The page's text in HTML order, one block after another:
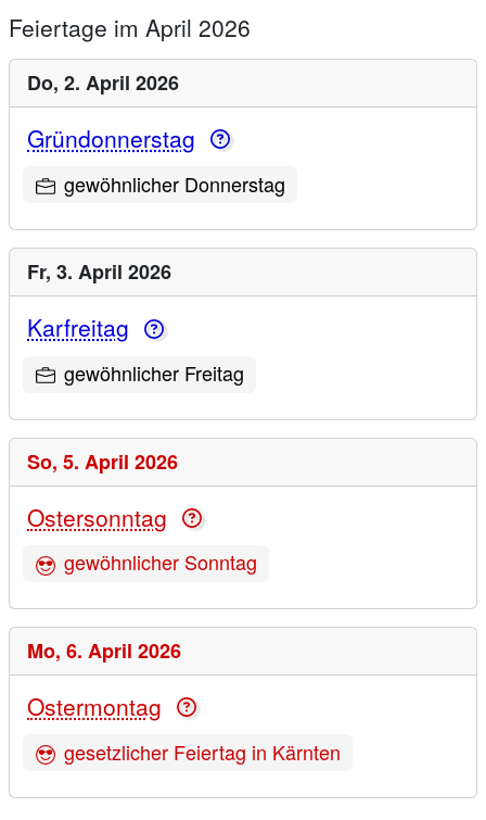
Feiertage im April 2026
Do, 2. April 2026
Gründonnerstag
gewöhnlicher Donnerstag
Fr, 3. April 2026
Karfreitag
gewöhnlicher Freitag
So, 5. April 2026
Ostersonntag
gewöhnlicher Sonntag
Mo, 6. April 2026
Ostermontag
gesetzlicher Feiertag in Kärnten